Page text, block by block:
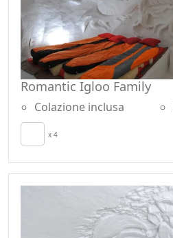
Romantic Igloo Family
Colazione inclusa
x 4